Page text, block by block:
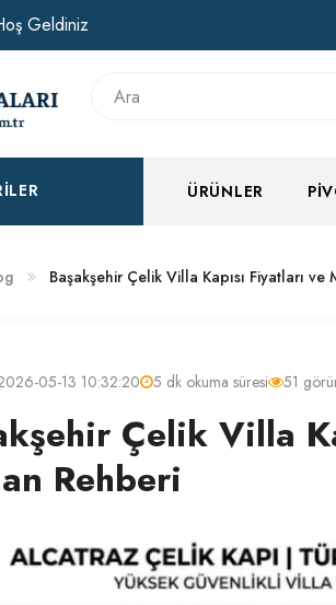
Geldiniz
ÜRÜNLER
Başakşehir Çelik Villa Kapısı Fiyatları
05-13 10:32:20 5 dk okuma süresi 51
Çelik Villa
Rehberi